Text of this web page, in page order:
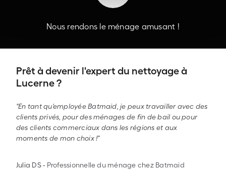
Nous rendons le ménage amusant !
Prêt à devenir l'expert du nettoyage à
Lucerne ?
"En tant qu'employée Batmaid, je peux travailler avec des
clients privés, pour des ménages de fin de bail ou pour
des clients commerciaux dans les régions et aux
moments de mon choix !"
Julia DS- Professionnelle du ménage chez Batmaid